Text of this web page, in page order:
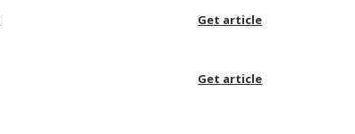
Get article
Get article